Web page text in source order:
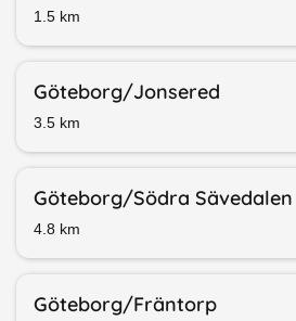
1.5 km
Göteborg/​Jonsered
3.5 km
Göteborg/​Södra Sävedalen
4.8 km
Göteborg/​Fräntorp